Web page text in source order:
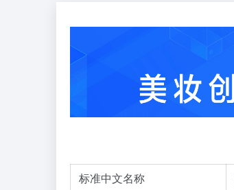
标准中文名称